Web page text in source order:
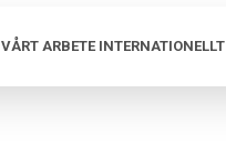
VÅRT ARBETE INTERNATIONELLT